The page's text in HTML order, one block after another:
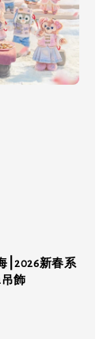
⎮2026新春系
飾